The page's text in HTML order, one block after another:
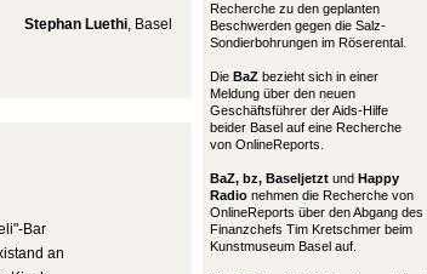
Stephan Luethi, Basel
Bar
an
Recherche zu den geplanten
Beschwerden gegen die Salz-
Sondierbohrungen im Röserental.
Die BaZ bezieht sich in einer
Meldung über den neuen
Geschäftsführer der Aids-Hilfe
beider Basel auf eine Recherche
von OnlineReports.
BaZ, bz, Baseljetzt und Happy
Radio nehmen die Recherche von
OnlineReports über den Abgang des
Finanzchefs Tim Kretschmer beim
Kunstmuseum Basel auf.